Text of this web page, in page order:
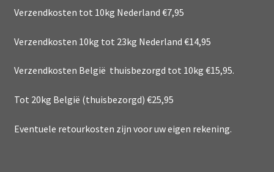
Verzendkosten tot 10kg Nederland €7,95
Verzendkosten 10kg tot 23kg Nederland €14,95
Verzendkosten België thuisbezorgd tot 10kg €15,95.
Tot 20kg België (thuisbezorgd) €25,95
Eventuele retourkosten zijn voor uw eigen rekening.